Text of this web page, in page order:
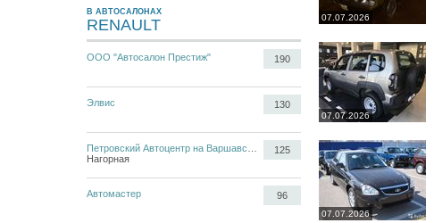
В АВТОСАЛОНАХ
RENAULT
ООО "Автосалон Престиж" 190
Элвис 130
Нагорная
125
Автомастер 96
07.07.2026
07.07.2026
07.07.2026